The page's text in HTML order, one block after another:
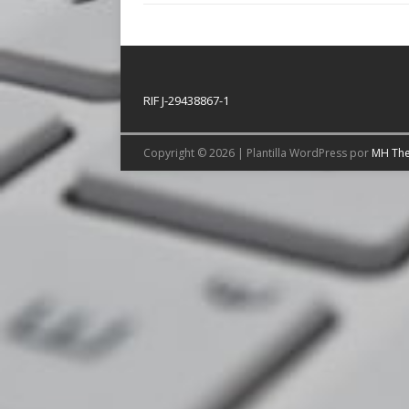
RIF J-29438867-1
Copyright © 2026 | Plantilla WordPress por MH